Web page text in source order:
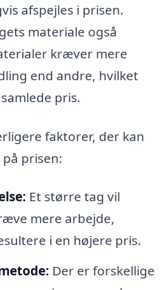
afspejles i prisen.
materiale også
kræver mere
end andre, hvilket
pris.
faktorer, der kan
prisen:
Et større tag vil
mere arbejde,
i en højere pris.
Der er forskellige